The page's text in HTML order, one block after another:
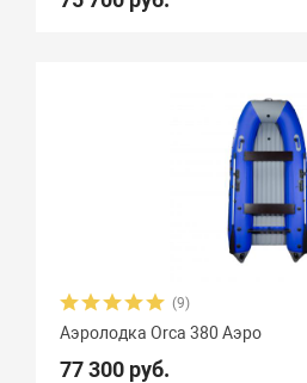
(9)
Аэролодка Orca 380 Аэро
77 300 руб.